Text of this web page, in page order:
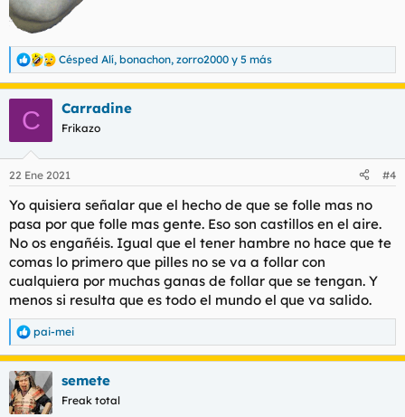
R
e
a
e
:
Césped Alí, bonachon, zorro2000 y 5 más
C Carradine
Frikazo
22 Ene 2021 #4
Yo quisiera señalar que el hecho de que se folle mas no
pasa por que folle mas gente. Eso son castillos en el aire.
No os engañéis. Igual que el tener hambre no hace que te
comas lo primero que pilles no se va a follar con
cualquiera por muchas ganas de follar que se tengan. Y
menos si resulta que es todo el mundo el que va salido.
R
e
a
c
c
i
pai-mei
semete
Freak total